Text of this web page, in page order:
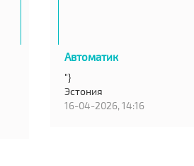
Автоматик
"}
Эстония
16-04-2026, 14:16